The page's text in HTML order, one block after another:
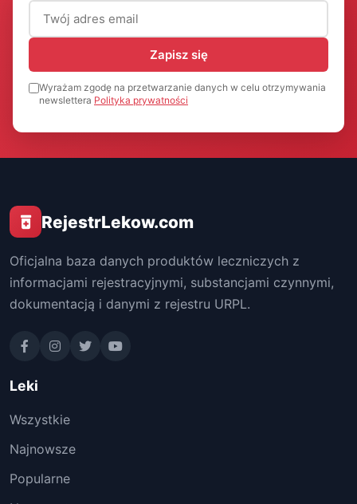
Adres email (wymagany)
Zapisz się
Wyrażam zgodę na przetwarzanie danych w celu otrzymywania
newslettera Polityka prywatności
RejestrLekow.com
Oficjalna baza danych produktów leczniczych z
informacjami rejestracyjnymi, substancjami czynnymi,
dokumentacją i danymi z rejestru URPL.
Leki
Wszystkie
Najnowsze
Popularne